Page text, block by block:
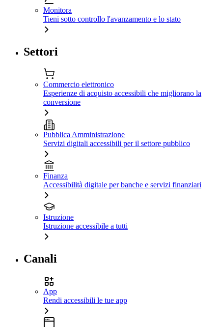
Monitora
Tieni sotto controllo l'avanzamento e lo stato
Settori
Commercio elettronico
Esperienze di acquisto accessibili che migliorano la
conversione
Pubblica Amministrazione
Servizi digitali accessibili per il settore pubblico
Finanza
Accessibilità digitale per banche e servizi finanziari
Istruzione
Istruzione accessibile a tutti
Canali
App
Rendi accessibili le tue app